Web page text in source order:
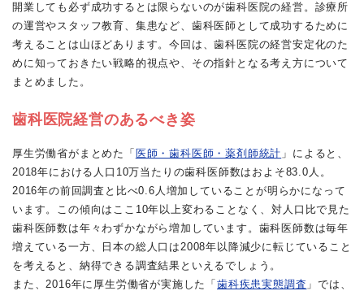
開業しても必ず成功するとは限らないのが歯科医院の経営。診療所
の運営やスタッフ教育、集患など、歯科医師として成功するために
考えることは山ほどあります。今回は、歯科医院の経営安定化のた
めに知っておきたい戦略的視点や、その指針となる考え方について
まとめました。
歯科医院経営のあるべき姿
厚生労働省がまとめた「 医師・歯科医師・薬剤師統計 」によると、
2018年における人口10万当たりの歯科医師数はおよそ83.0人。
2016年の前回調査と比べ0.6人増加していることが明らかになって
います。この傾向はここ10年以上変わることなく、対人口比で見た
歯科医師数は年々わずかながら増加しています。歯科医師数は毎年
増えている一方、日本の総人口は2008年以降減少に転じていること
を考えると、納得できる調査結果といえるでしょう。
また、2016年に厚生労働省が実施した「歯科疾患実態調査 」では、